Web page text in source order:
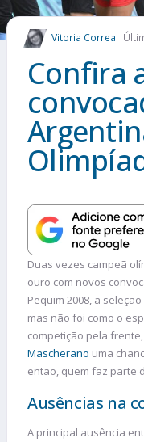
COMO
MAIS
Vitoria Correa
Confira
Duas vezes campeã
ouro com novos
Pequim 2008, a seleção
mas não foi como o
competição pela
Mascherano uma
então, quem faz parte
Ausências na
A principal ausência